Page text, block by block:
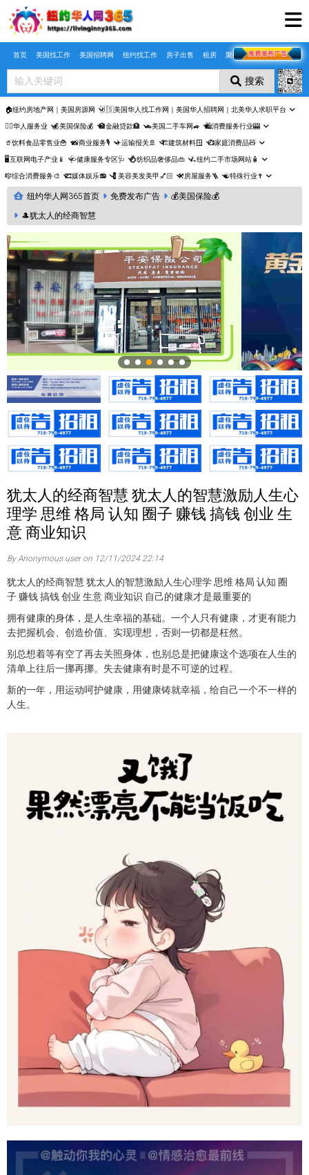
Skip to main content
首页 美国找工作 美国招聘网 纽约找工作 房子出售 租房 聚合页
搜索
🏠纽约房地产网｜美国房源网 🇺🇸美国华人找工作网｜美国华人招聘网｜北美华人求职平台
🤵‍♀️华人服务业 💰美国保险💰 🏦金融贷款🏦 🚗美国二手车网🚙 🛍️消费服务行业🎰
🥤饮料食品零售业🍟 📸商业服务🎙️ ✈️运输报关🚢 🏗️建筑材料🪟 📺家庭消费品🧸
🖥️互联网电子产业📱 🩺健康服务专区🩺 💍纺织品奢侈品👜 🛴纽约二手市场网站🧴
🎼综合消费服务🎨 🎞️媒体娱乐📻 💈美容美发美甲💅🏻 ⚒️房屋服务🪜 ☯️特殊行业✝️
纽约华人网365首页 免费发布广告
💰美国保险💰
🎩犹太人的经商智慧
犹太人的经商智慧 犹太人的智慧激励人生心
理学 思维 格局 认知 圈子 赚钱 搞钱 创业 生
意 商业知识
By Anonymous user on 12/11/2024 22:14
犹太人的经商智慧 犹太人的智慧激励人生心理学 思维 格局 认知 圈
子 赚钱 搞钱 创业 生意 商业知识 自己的健康才是最重要的
拥有健康的身体，是人生幸福的基础。一个人只有健康，才更有能力
去把握机会、创造价值、实现理想，否则一切都是枉然。
别总想着等有空了再去关照身体，也别总是把健康这个选项在人生的
清单上往后一挪再挪。失去健康有时是不可逆的过程。
新的一年，用运动呵护健康，用健康铸就幸福，给自己一个不一样的
人生。